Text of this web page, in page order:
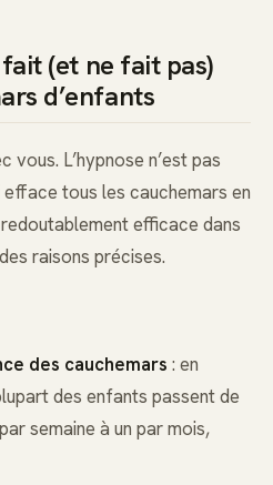
(et ne fait pas)
d’enfants
L’hypnose n’est pas
tous les cauchemars en
efficace dans
raisons précises.
des cauchemars : en
des enfants passent de
semaine à un par mois,